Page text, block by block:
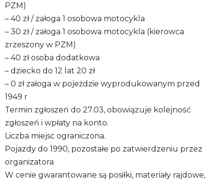
PZM)
– 40 zł / załoga 1 osobowa motocykla
– 30 zł / załoga 1 osobowa motocykla (kierowca
zrzeszony w PZM)
– 40 zł osoba dodatkowa
– dziecko do 12 lat 20 zł
– 0 zł załoga w pojeździe wyprodukowanym przed
1949 r
Termin zgłoszeń do 27.03, obowiązuje kolejność
zgłoszeń i wpłaty na konto.
Liczba miejsc ograniczona.
Pojazdy do 1990, pozostałe po zatwierdzeniu przez
organizatora
W cenie gwarantowane są posiłki, materiały rajdowe,